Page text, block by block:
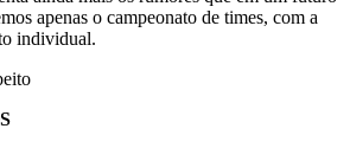
apenas o campeonato de times, com a
individual.